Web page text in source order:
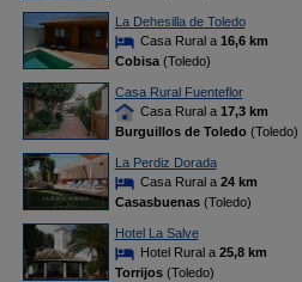
La Dehesilla de Toledo
Casa Rural a 16,6 km
Cobisa(Toledo)
Casa Rural Fuenteflor
Casa Rural a 17,3 km
Burguillos de Toledo(Toledo)
La Perdiz Dorada
Casa Rural a 24 km
Casasbuenas(Toledo)
Hotel La Salve
Hotel Rural a 25,8 km
Torrijos(Toledo)